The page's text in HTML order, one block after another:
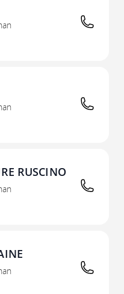
RUSCINO